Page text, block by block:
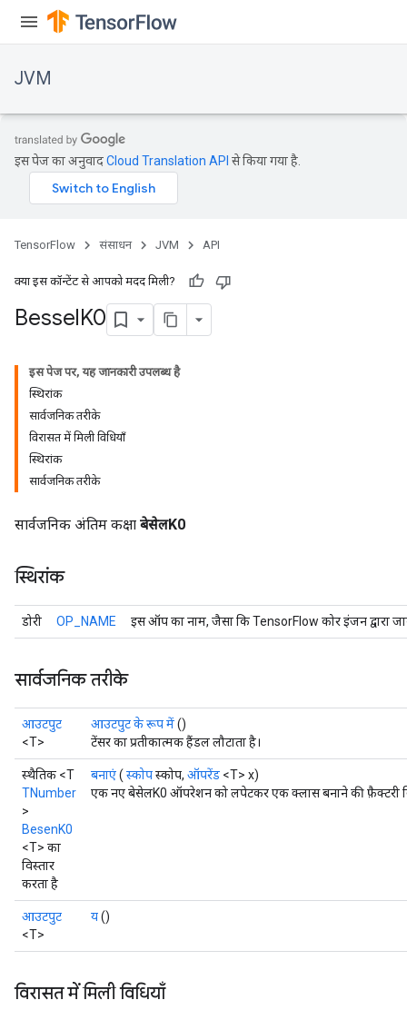
JVM
इस पेज का अनुवादCloud Translation API से किया गया है.
TensorFlow संसाधन JVM API
क्या इस कॉन्टेंट से आपको मदद मिली?
BesselK0
इस पेज पर, यह जानकारी उपलब्ध है
स्थिरांक
सार्वजनिक तरीके
विरासत में मिली विधियाँ
स्थिरांक
सार्वजनिक तरीके
सार्वजनिक अंतिम कक्षा बेसेलK0
स्थिरांक
डोरी OP_NAME इस ऑप का नाम, जैसा कि TensorFlow कोर इंजन द्वारा
सार्वजनिक तरीके
आउटपुट
<T>
आउटपुट के रूप में()
टेंसर का प्रतीकात्मक हैंडल लौटाता है।
स्थैतिक <T
TNumber
>
BesenK0
<T> का
विस्तार
करता है
बनाएं( स्कोपस्कोप, ऑपरेंड <T> x)
एक नए बेसेलK0 ऑपरेशन को लपेटकर एक क्लास बनाने की फ़ैक्टरी
आउटपुट
<T>
य()
विरासत में मिली विधियाँ